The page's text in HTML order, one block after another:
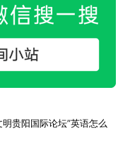
贵阳国际论坛”英语怎么